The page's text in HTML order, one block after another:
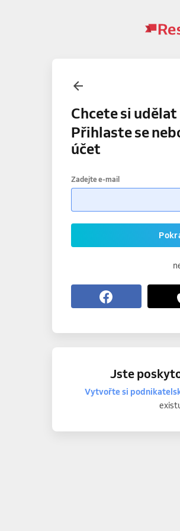
Chcete si
Přihlaste se
účet
Zadejte e-mail
Jste
Vytvořte si